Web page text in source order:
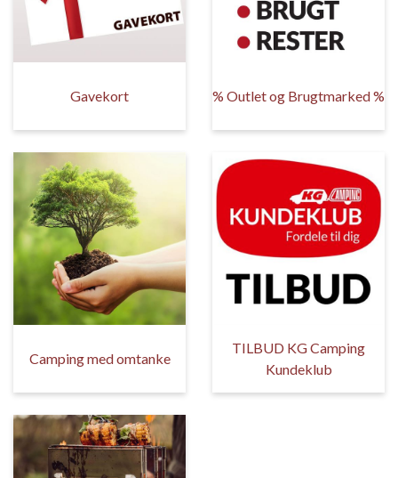
Gavekort % Outlet og Brugtmarked %
Camping med omtanke
TILBUD KG Camping
Kundeklub